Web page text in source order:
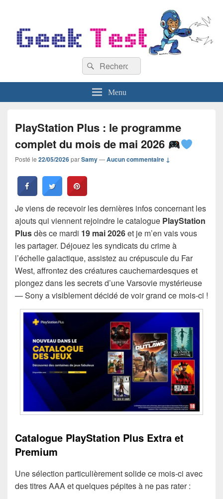
Recherche :
Rechercher
Menu
PlayStation Plus : le programme
complet du mois de mai 2026
Posté le 22/05/2026parSamy—Aucun commentaire ↓
Je viens de recevoir les dernières infos concernant les
ajouts qui viennent rejoindre le catalogue PlayStation
Plusdès ce mardi 19 mai 2026et je m’en vais vous
les partager. Déjouez les syndicats du crime à
l’échelle galactique, assistez au crépuscule du Far
West, affrontez des créatures cauchemardesques et
plongez dans les secrets d’une Varsovie mystérieuse
— Sony a visiblement décidé de voir grand ce mois-ci !
Catalogue PlayStation Plus Extra et
Premium
Une sélection particulièrement solide ce mois-ci avec
des titres AAA et quelques pépites à ne pas rater :